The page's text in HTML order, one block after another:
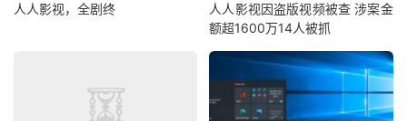
人人影视，全剧终
人人影视因盗版视频被查 涉案金
额超1600万14人被抓